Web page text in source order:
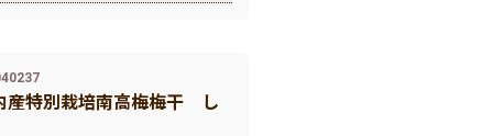
産特別栽培南高梅梅干 し